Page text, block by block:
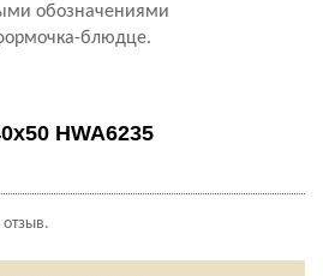
обозначениями
блюдце.
HWA6235
отзыв.